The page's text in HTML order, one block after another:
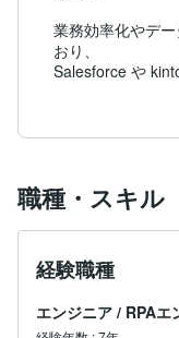
業務効率化やデ
おり、
Salesforce や
誰でも使いやす
業務を自動化しま
業務を自動化す
まずはお気軽にご
・顧客管理システ
職種・スキル
経験職種
エンジニア / RPAエ